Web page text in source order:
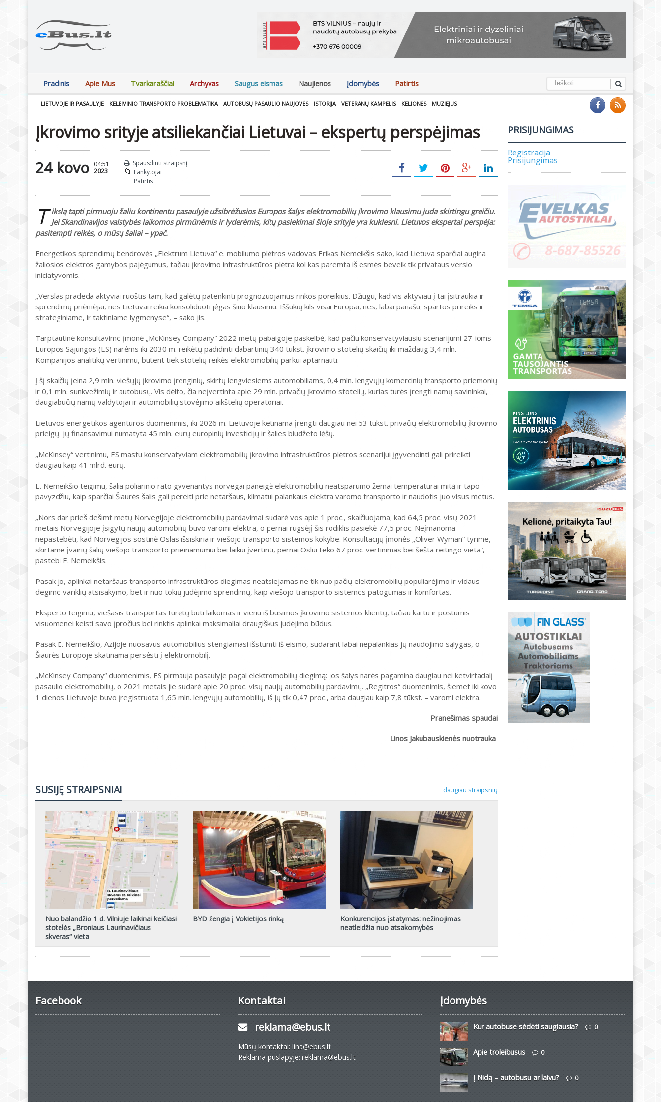
Pradinis Apie Mus Tvarkaraščiai Archyvas Saugus eismas Naujienos Įdomybės Patirtis
LIETUVOJE IR PASAULYJE KELEIVINIO TRANSPORTO PROBLEMATIKA AUTOBUSŲ PASAULIO NAUJOVĖS ISTORIJA VETERANŲ KAMPELIS KELIONĖS MUZIEJUS
Įkrovimo srityje atsiliekančiai Lietuvai – ekspertų perspėjimas
24 kovo 04:51
2023
Spausdinti straipsnį
Lankytojai
Patirtis
T ikslą tapti pirmuoju žaliu kontinentu pasaulyje užsibrėžusios Europos šalys elektromobilių įkrovimo klausimu juda skirtingu greičiu.
Jei Skandinavijos valstybės laikomos pirmūnėmis ir lyderėmis, kitų pasiekimai šioje srityje yra kuklesni. Lietuvos ekspertai perspėja:
pasitempti reikės, o mūsų šaliai – ypač.
Energetikos sprendimų bendrovės „Elektrum Lietuva“ e. mobilumo plėtros vadovas Erikas Nemeikšis sako, kad Lietuva sparčiai augina
žaliosios elektros gamybos pajėgumus, tačiau įkrovimo infrastruktūros plėtra kol kas paremta iš esmės beveik tik privataus verslo
iniciatyvomis.
„Verslas pradeda aktyviai ruoštis tam, kad galėtų patenkinti prognozuojamus rinkos poreikius. Džiugu, kad vis aktyviau į tai įsitraukia ir
sprendimų priėmėjai, nes Lietuvai reikia konsoliduoti jėgas šiuo klausimu. Iššūkių kils visai Europai, nes, labai panašu, spartos prireiks ir
strateginiame, ir taktiniame lygmenyse“, – sako jis.
Tarptautinė konsultavimo įmonė „McKinsey Company“ 2022 metų pabaigoje paskelbė, kad pačiu konservatyviausiu scenarijumi 27-ioms
Europos Sąjungos (ES) narėms iki 2030 m. reikėtų padidinti dabartinių 340 tūkst. įkrovimo stotelių skaičių iki maždaug 3,4 mln.
Kompanijos analitikų vertinimu, būtent tiek stotelių reikės elektromobilių parkui aptarnauti.
Į šį skaičių įeina 2,9 mln. viešųjų įkrovimo įrenginių, skirtų lengviesiems automobiliams, 0,4 mln. lengvųjų komercinių transporto priemonių
ir 0,1 mln. sunkvežimių ir autobusų. Vis dėlto, čia neįvertinta apie 29 mln. privačių įkrovimo stotelių, kurias turės įrengti namų savininkai,
daugiabučių namų valdytojai ir automobilių stovėjimo aikštelių operatoriai.
Lietuvos energetikos agentūros duomenimis, iki 2026 m. Lietuvoje ketinama įrengti daugiau nei 53 tūkst. privačių elektromobilių įkrovimo
prieigų, jų finansavimui numatyta 45 mln. eurų europinių investicijų ir šalies biudžeto lėšų.
„McKinsey“ vertinimu, ES mastu konservatyviam elektromobilių įkrovimo infrastruktūros plėtros scenarijui įgyvendinti gali prireikti
daugiau kaip 41 mlrd. eurų.
E. Nemeikšio teigimu, šalia poliarinio rato gyvenantys norvegai paneigė elektromobilių neatsparumo žemai temperatūrai mitą ir tapo
pavyzdžiu, kaip sparčiai Šiaurės šalis gali pereiti prie netaršaus, klimatui palankaus elektra varomo transporto ir naudotis juo visus metus.
„Nors dar prieš dešimt metų Norvegijoje elektromobilių pardavimai sudarė vos apie 1 proc., skaičiuojama, kad 64,5 proc. visų 2021
metais Norvegijoje įsigytų naujų automobilių buvo varomi elektra, o pernai rugsėjį šis rodiklis pasiekė 77,5 proc. Neįmanoma
nepastebėti, kad Norvegijos sostinė Oslas išsiskiria ir viešojo transporto sistemos kokybe. Konsultacijų įmonės „Oliver Wyman“ tyrime,
skirtame įvairių šalių viešojo transporto prieinamumui bei laikui įvertinti, pernai Oslui teko 67 proc. vertinimas bei šešta reitingo vieta“, –
pastebi E. Nemeikšis.
Pasak jo, aplinkai netaršaus transporto infrastruktūros diegimas neatsiejamas ne tik nuo pačių elektromobilių populiarėjimo ir vidaus
degimo variklių atsisakymo, bet ir nuo tokių judėjimo sprendimų, kaip viešojo transporto sistemos patogumas ir komfortas.
Eksperto teigimu, viešasis transportas turėtų būti laikomas ir vienu iš būsimos įkrovimo sistemos klientų, tačiau kartu ir postūmis
visuomenei keisti savo įpročius bei rinktis aplinkai maksimaliai draugiškus judėjimo būdus.
Pasak E. Nemeikšio, Azijoje nuosavus automobilius stengiamasi išstumti iš eismo, sudarant labai nepalankias jų naudojimo sąlygas, o
Šiaurės Europoje skatinama persėsti į elektromobilį.
„McKinsey Company“ duomenimis, ES pirmauja pasaulyje pagal elektromobilių diegimą: jos šalys narės pagamina daugiau nei ketvirtadalį
pasaulio elektromobilių, o 2021 metais jie sudarė apie 20 proc. visų naujų automobilių pardavimų. „Regitros“ duomenimis, šiemet iki kovo
1 dienos Lietuvoje buvo įregistruota 1,65 mln. lengvųjų automobilių, iš jų tik 0,47 proc., arba daugiau kaip 7,8 tūkst. – varomi elektra.
Pranešimas spaudai
Linos Jakubauskienės nuotrauka
daugiau straipsnių
SUSIJĘ STRAIPSNIAI
Nuo balandžio 1 d. Vilniuje laikinai keičiasi
stotelės „Broniaus Laurinavičiaus
skveras“ vieta
BYD žengia į Vokietijos rinką
Konkurencijos įstatymas: nežinojimas
neatleidžia nuo atsakomybės
PRISIJUNGIMAS
Registracija
Prisijungimas
Facebook Kontaktai
reklama@ebus.lt
Mūsų kontaktai: lina@ebus.lt
Reklama puslapyje: reklama@ebus.lt
Įdomybės
Kur autobuse sėdėti saugiausia? 0
Apie troleibusus 0
Į Nidą – autobusu ar laivu? 0